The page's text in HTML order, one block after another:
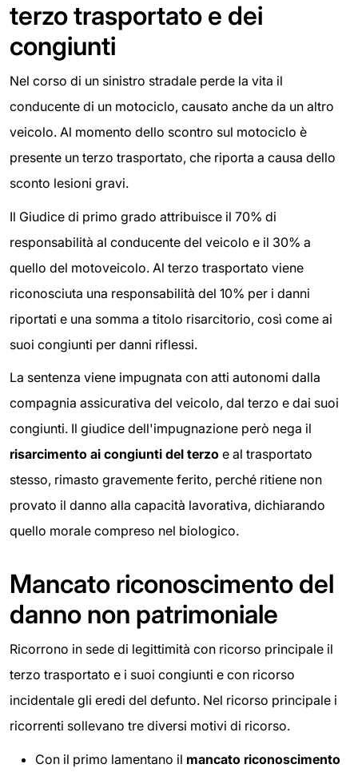
terzo trasportato e dei
congiunti
Nel corso di un sinistro stradale perde la vita il
conducente di un motociclo, causato anche da un altro
veicolo. Al momento dello scontro sul motociclo è
presente un terzo trasportato, che riporta a causa dello
sconto lesioni gravi.
Il Giudice di primo grado attribuisce il 70% di
responsabilità al conducente del veicolo e il 30% a
quello del motoveicolo. Al terzo trasportato viene
riconosciuta una responsabilità del 10% per i danni
riportati e una somma a titolo risarcitorio, così come ai
suoi congiunti per danni riflessi.
La sentenza viene impugnata con atti autonomi dalla
compagnia assicurativa del veicolo, dal terzo e dai suoi
congiunti. Il giudice dell'impugnazione però nega il
risarcimento ai congiunti del terzo e al trasportato
stesso, rimasto gravemente ferito, perché ritiene non
provato il danno alla capacità lavorativa, dichiarando
quello morale compreso nel biologico.
Mancato riconoscimento del
danno non patrimoniale
Ricorrono in sede di legittimità con ricorso principale il
terzo trasportato e i suoi congiunti e con ricorso
incidentale gli eredi del defunto. Nel ricorso principale i
ricorrenti sollevano tre diversi motivi di ricorso.
Con il primo lamentano il mancato riconoscimento